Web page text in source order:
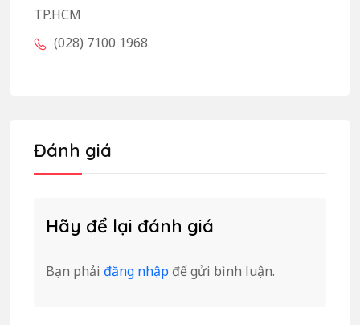
TP.HCM
(028) 7100 1968
Đánh giá
Hãy để lại đánh giá
Bạn phải đăng nhập để gửi bình luận.